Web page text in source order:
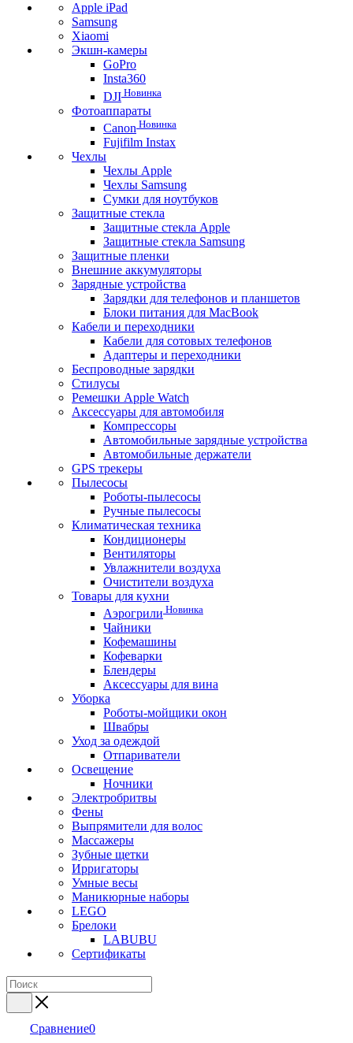
Apple iPad
Samsung
Xiaomi
Экшн-камеры
GoPro
Insta360
DJI Новинка
Фотоаппараты
Canon Новинка
Fujifilm Instax
Чехлы
Чехлы Apple
Чехлы Samsung
Сумки для ноутбуков
Защитные стекла
Защитные стекла Apple
Защитные стекла Samsung
Защитные пленки
Внешние аккумуляторы
Зарядные устройства
Зарядки для телефонов и планшетов
Блоки питания для MacBook
Кабели и переходники
Кабели для сотовых телефонов
Адаптеры и переходники
Беспроводные зарядки
Стилусы
Ремешки Apple Watch
Аксессуары для автомобиля
Компрессоры
Автомобильные зарядные устройства
Автомобильные держатели
GPS трекеры
Пылесосы
Роботы-пылесосы
Ручные пылесосы
Климатическая техника
Кондиционеры
Вентиляторы
Увлажнители воздуха
Очистители воздуха
Товары для кухни
Аэрогрили Новинка
Чайники
Кофемашины
Кофеварки
Блендеры
Аксессуары для вина
Уборка
Роботы-мойщики окон
Швабры
Уход за одеждой
Отпариватели
Освещение
Ночники
Электробритвы
Фены
Выпрямители для волос
Массажеры
Зубные щетки
Ирригаторы
Умные весы
Маникюрные наборы
LEGO
Брелоки
LABUBU
Сертификаты
Сравнение0